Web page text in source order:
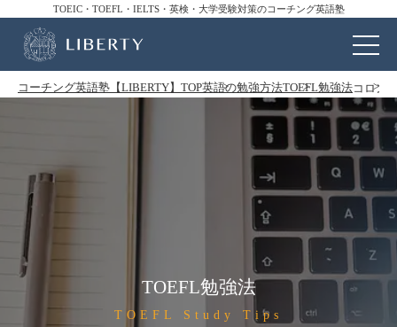
TOEIC・TOEFL・IELTS・英検・大学受験対策のコーチング英語塾
コーチング英語塾【LIBERTY】TOP英語の勉強方法TOEFL勉強法コロン
TOEFL勉強法
TOEFL Study Tips